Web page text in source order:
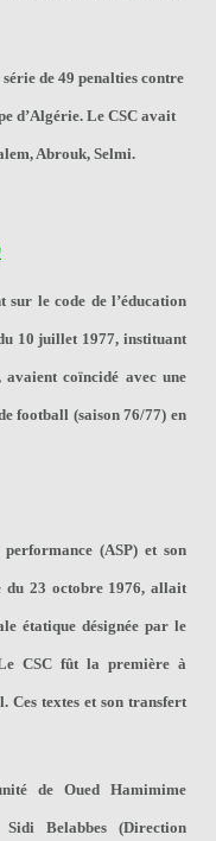
de 49 penalties contre
d’Algérie. Le CSC avait
Abrouk, Selmi.
sur le code de l’éducation
10 juillet 1977, instituant
coïncidé avec une
football (saison 76/77) en
(ASP) et son
du 23 octobre 1976, allait
étatique désignée par le
CSC fût la première à
Ces textes et son transfert
de Oued Hamimime
Belabbes (Direction